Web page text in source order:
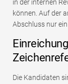
in der internen
können. Auf der
Abschluss nur
Die Kandidaten